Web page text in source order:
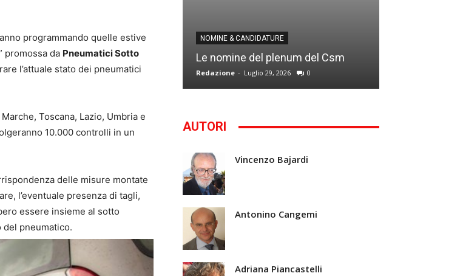
programmando quelle estive
promossa da Pneumatici Sotto
l’attuale stato dei pneumatici
Toscana, Lazio, Umbria e
10.000 controlli in un
delle misure montate
l’eventuale presenza di tagli,
essere insieme al sotto
del pneumatico.
NOMINE & CANDIDATURE
Le nomine del plenum del Csm
Redazione - Luglio 29, 2026 0
AUTORI
Vincenzo Bajardi
Antonino Cangemi
Adriana Piancastelli